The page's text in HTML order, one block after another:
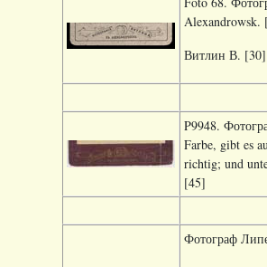
Alexandrowsk.
Витлин В. [30]
P9948.
Farbe, gibt es
richtig; und
[45]
Фотограф